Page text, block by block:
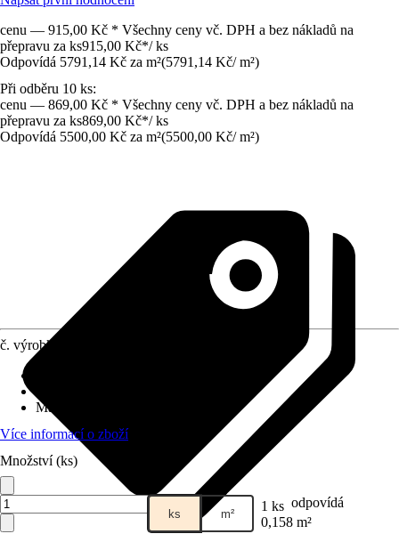
cenu — 915,00 Kč * Všechny ceny vč. DPH a bez nákladů na
přepravu za ks915,00 Kč*/ ks
Odpovídá 5791,14 Kč za m²(5791,14 Kč/ m²)
Při odběru 10 ks:
cenu — 869,00 Kč * Všechny ceny vč. DPH a bez nákladů na
přepravu za ks869,00 Kč*/ ks
Odpovídá 5500,00 Kč za m²(5500,00 Kč/ m²)
č. výrobku
Materiál
Více informací o zboží
Množství (ks)
ks m² 1 ks odpovídá
0,158 m²